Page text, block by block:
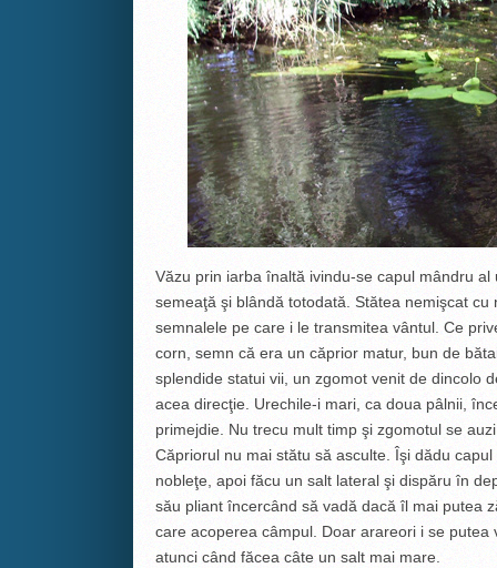
Văzu prin iarba înaltă ivindu-se capul mândru
semeaţă şi blândă totodată. Stătea nemişcat
semnalele pe care i le transmitea vântul. Ce
corn, semn că era un căprior matur, bun de
splendide statui vii, un zgomot venit de dincolo
acea direcţie. Urechile-i mari, ca doua pâlnii,
primejdie. Nu trecu mult timp şi zgomotul se
Căpriorul nu mai stătu să asculte. Îşi dădu
nobleţe, apoi făcu un salt lateral şi dispăru în
său pliant încercând să vadă dacă îl mai putea
care acoperea câmpul. Doar arareori i se
atunci când făcea câte un salt mai mare.